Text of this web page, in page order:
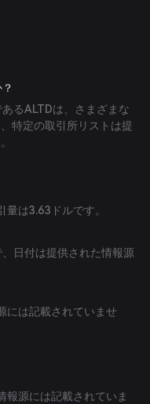
るALTDは、さまざまな
特定の取引所リストは提
は3.63ドルです。
日付は提供された情報源
には記載されていませ
報源には記載されていま